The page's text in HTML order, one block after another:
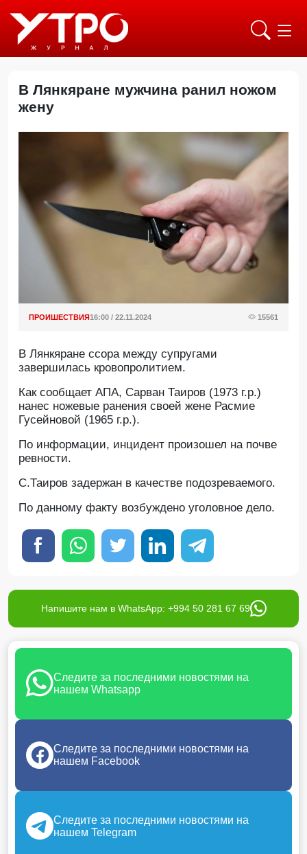
В Лянкяране мужчина ранил ножом
жену
ПРОИШЕСТВИЯ16:00 / 22.11.2024 15561
В Лянкяране ссора между супругами
завершилась кровопролитием.
Как сообщает АПА, Сарван Таиров (1973 г.р.)
нанес ножевые ранения своей жене Расмие
Гусейновой (1965 г.р.).
По информации, инцидент произошел на почве
ревности.
С.Таиров задержан в качестве подозреваемого.
По данному факту возбуждено уголовное дело.
Напишите нам в WhatsApp: +994 50 281 67 69
Следите за последними новостями на
нашем Whatsapp
Следите за последними новостями на
нашем Facebook
Следите за последними новостями на
нашем Telegram